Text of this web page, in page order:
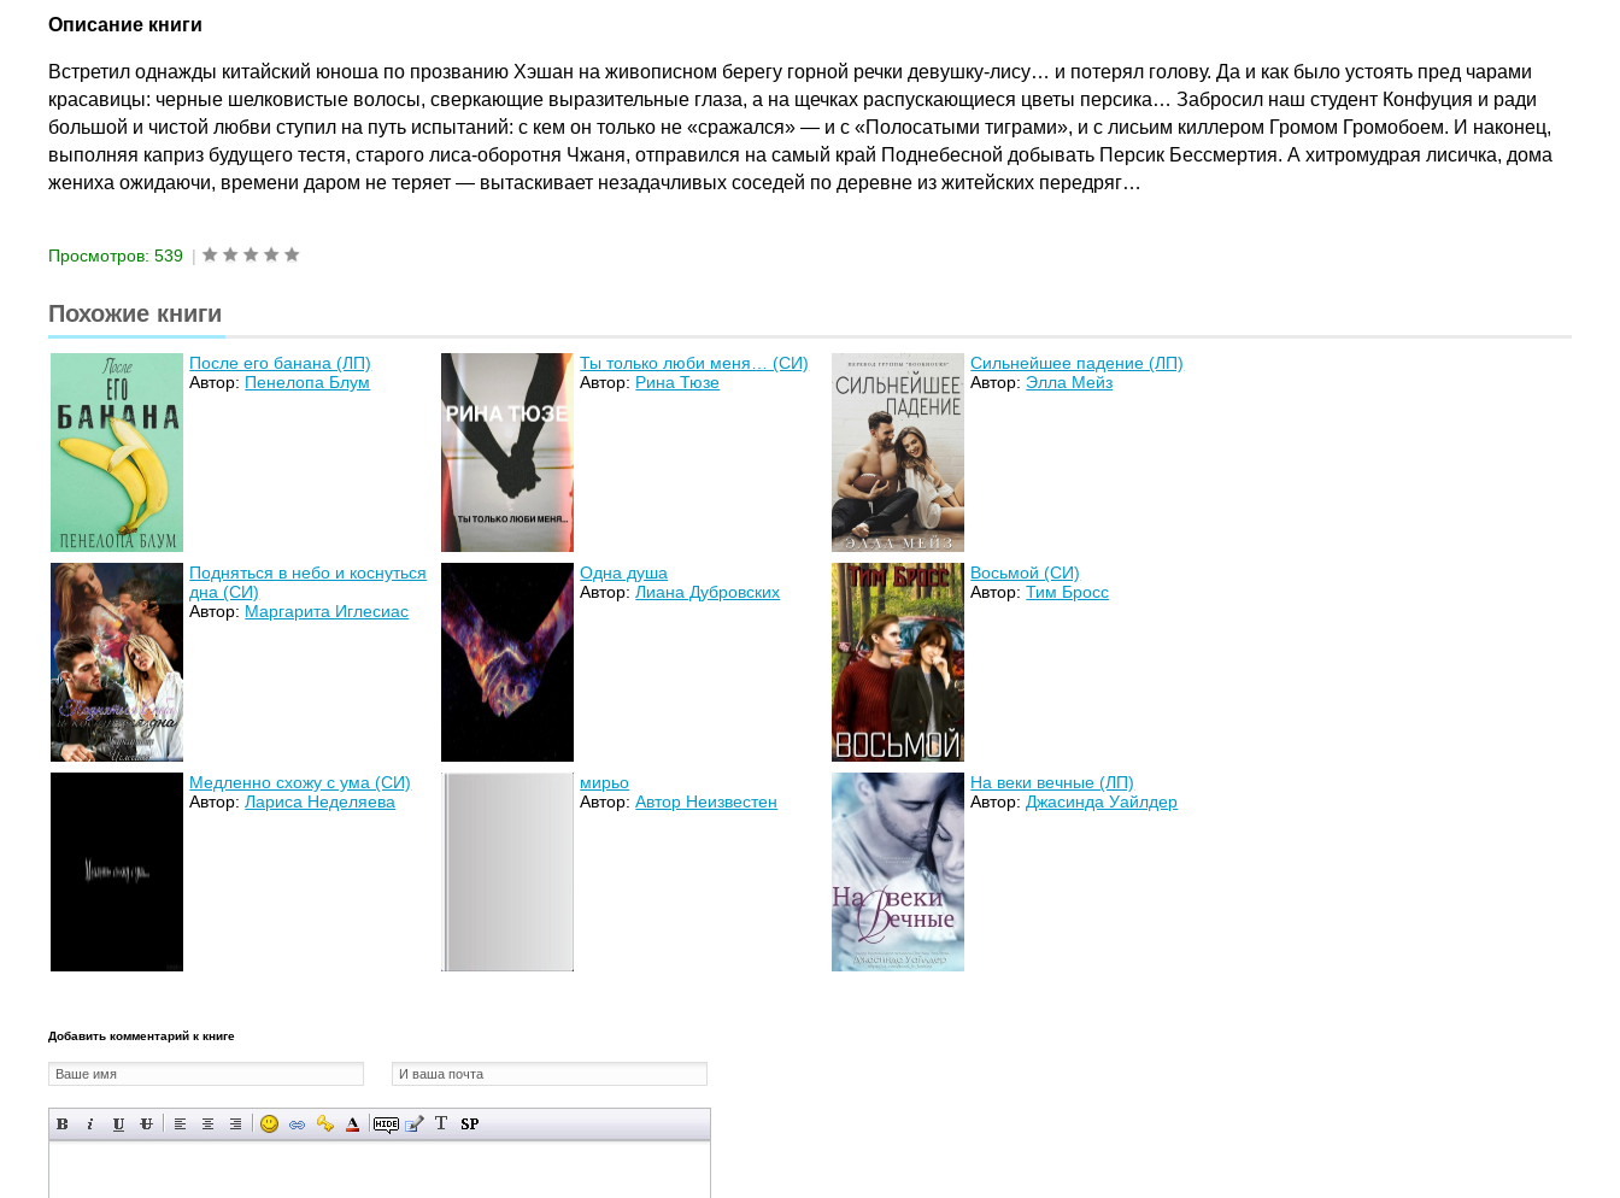
Описание книги
Встретил однажды китайский юноша по прозванию Хэшан на живописном берегу горной речки девушку-лису… и потерял голову. Да и как было устоять пред чарами
красавицы: черные шелковистые волосы, сверкающие выразительные глаза, а на щечках распускающиеся цветы персика… Забросил наш студент Конфуция и ради
большой и чистой любви ступил на путь испытаний: с кем он только не «сражался» — и с «Полосатыми тиграми», и с лисьим киллером Громом Громобоем. И наконец,
выполняя каприз будущего тестя, старого лиса-оборотня Чжаня, отправился на самый край Поднебесной добывать Персик Бессмертия. А хитромудрая лисичка, дома
жениха ожидаючи, времени даром не теряет — вытаскивает незадачливых соседей по деревне из житейских передряг…
Просмотров: 539 |
Похожие книги
После его банана (ЛП)
Автор: Пенелопа Блум
Ты только люби меня… (СИ)
Автор: Рина Тюзе
Сильнейшее падение (ЛП)
Автор: Элла Мейз
Подняться в небо и коснуться
дна (СИ)
Автор: Маргарита Иглесиас
Одна душа
Автор:Лиана Дубровских
Восьмой (СИ)
Автор:Тим Бросс
Медленно схожу с ума (СИ)
Автор:Лариса Неделяева
мирьо
Автор:Автор Неизвестен
На веки вечные (ЛП)
Автор:Джасинда Уайлдер
Добавить комментарий к книге